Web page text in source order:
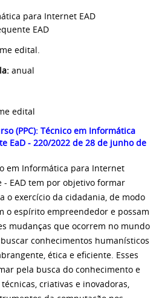
para Internet EAD
EAD
edital.
anual
edital
(PPC): Técnico em Informática
EaD - 220/2022 de 28 de junho de
em Informática para Internet
EAD tem por objetivo formar
o exercício da cidadania, de modo
o espírito empreendedor e possam
mudanças que ocorrem no mundo
conhecimentos humanísticos
ética e eficiente. Esses
pela busca do conhecimento e
criativas e inovadoras,